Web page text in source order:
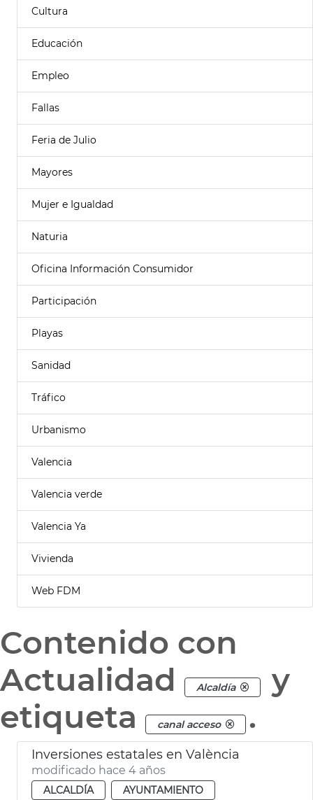
Cultura
Educación
Empleo
Fallas
Feria de Julio
Mayores
Mujer e Igualdad
Naturia
Oficina Información Consumidor
Participación
Playas
Sanidad
Tráfico
Urbanismo
Valencia
Valencia verde
Valencia Ya
Vivienda
Web FDM
Contenido con
Actualidad
Alcaldía
y
etiqueta
canal acceso .
Inversiones estatales en València
modificado hace 4 años
ALCALDÍA
AYUNTAMIENTO